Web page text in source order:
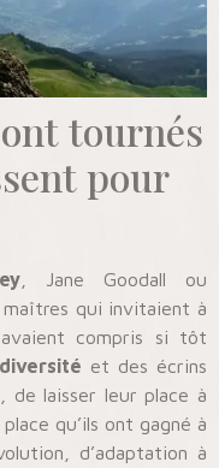
tournés
pour
, Jane Goodall ou
maîtres qui invitaient à
compris si tôt
et des écrins
de laisser leur place à
qu’ils ont gagné à
d’adaptation à